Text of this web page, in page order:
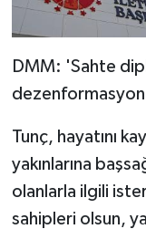
DMM: 'Sahte
Tunç, hayatını
yakınlarına
olanlarla ilgili
sahipleri olsun,